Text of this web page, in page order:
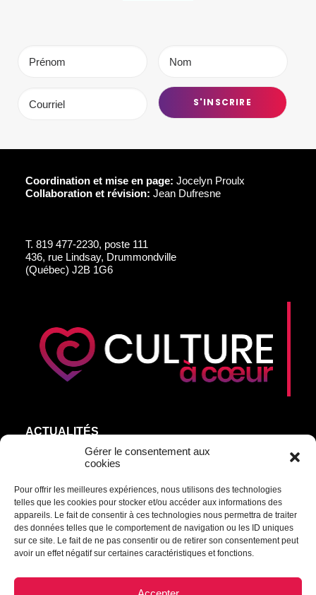
Gérer le consentement aux
cookies
Pour offrir les meilleures expériences, nous utilisons des technologies
telles que les cookies pour stocker et/ou accéder aux informations des
appareils. Le fait de consentir à ces technologies nous permettra de traiter
des données telles que le comportement de navigation ou les ID uniques
sur ce site. Le fait de ne pas consentir ou de retirer son consentement peut
avoir un effet négatif sur certaines caractéristiques et fonctions.
Coordination et mise en page: Jocelyn Proulx
Collaboration et révision: Jean Dufresne
T. 819 477-2230, poste 111
436, rue Lindsay, Drummondville
(Québec) J2B 1G6
ACTUALITÉS
AGEND’ART
NOS ARTISTES
ÉDITIONS
S’ABONNER
Transmettre une information ou un commentaire :